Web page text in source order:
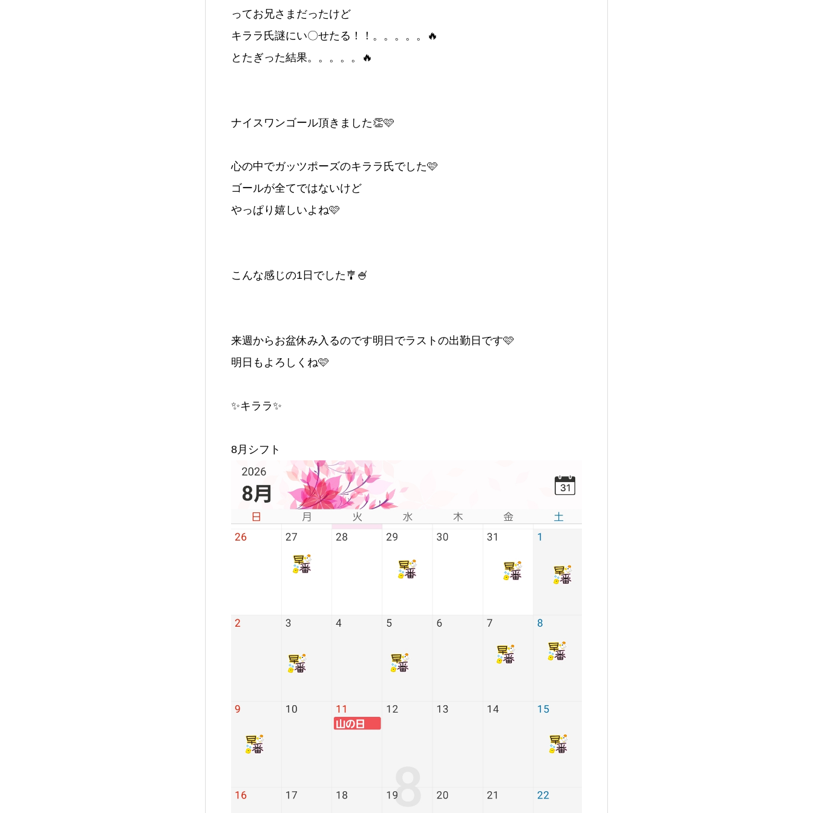
ってお兄さまだったけど
キララ氏謎にい〇せたる！！。。。。。🔥
とたぎった結果。。。。。🔥
ナイスワンゴール頂きました👏🩷
心の中でガッツポーズのキララ氏でした🩷
ゴールが全てではないけど
やっぱり嬉しいよね🩷
こんな感じの1日でした🎐🍧
来週からお盆休み入るのです明日でラストの出勤日です🩷
明日もよろしくね🩷
✨キララ✨
8月シフト